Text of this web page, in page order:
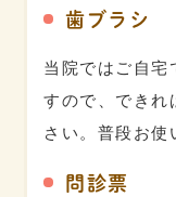
歯ブラシ
当院ではご自宅
すので、できれ
さい。普段お使
問診票